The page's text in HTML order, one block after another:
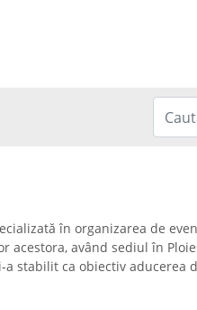
în organizarea de
acestora, având sediul în
a stabilit ca obiectiv aducerea